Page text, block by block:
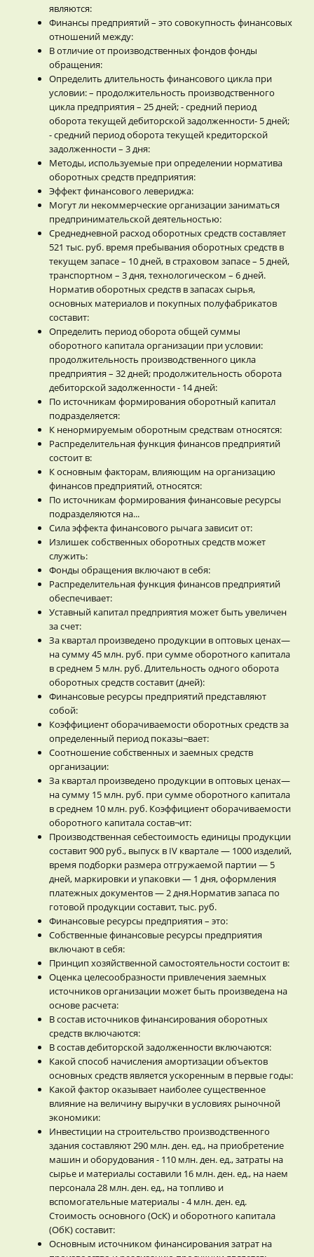
являются:
Финансы предприятий – это совокупность финансовых
отношений между:
В отличие от производственных фондов фонды
обращения:
Определить длительность финансового цикла при
условии: – продолжительность производственного
цикла предприятия – 25 дней; - средний период
оборота текущей дебиторской задолженности- 5 дней;
- средний период оборота текущей кредиторской
задолженности – 3 дня:
Методы, используемые при определении норматива
оборотных средств предприятия:
Эффект финансового левериджа:
Могут ли некоммерческие организации заниматься
предпринимательской деятельностью:
Среднедневной расход оборотных средств составляет
521 тыс. руб. время пребывания оборотных средств в
текущем запасе – 10 дней, в страховом запасе – 5 дней,
транспортном – 3 дня, технологическом – 6 дней.
Норматив оборотных средств в запасах сырья,
основных материалов и покупных полуфабрикатов
составит:
Определить период оборота общей суммы
оборотного капитала организации при условии:
продолжительность производственного цикла
предприятия – 32 дней; продолжительность оборота
дебиторской задолженности - 14 дней:
По источникам формирования оборотный капитал
подразделяется:
К ненормируемым оборотным средствам относятся:
Распределительная функция финансов предприятий
состоит в:
К основным факторам, влияющим на организацию
финансов предприятий, относятся:
По источникам формирования финансовые ресурсы
подразделяются на...
Сила эффекта финансового рычага зависит от:
Излишек собственных оборотных средств может
служить:
Фонды обращения включают в себя:
Распределительная функция финансов предприятий
обеспечивает:
Уставный капитал предприятия может быть увеличен
за счет:
За квартал произведено продукции в оптовых ценах—
на сумму 45 млн. руб. при сумме оборотного капитала
в среднем 5 млн. руб. Длительность одного оборота
оборотных средств составит (дней):
Финансовые ресурсы предприятий представляют
собой:
Коэффициент оборачиваемости оборотных средств за
определенный период показы¬вает:
Соотношение собственных и заемных средств
организации:
За квартал произведено продукции в оптовых ценах—
на сумму 15 млн. руб. при сумме оборотного капитала
в среднем 10 млн. руб. Коэффициент оборачиваемости
оборотного капитала состав¬ит:
Производственная себестоимость единицы продукции
составит 900 руб., выпуск в IV квартале — 1000 изделий,
время подборки размера отгружаемой партии — 5
дней, маркировки и упаковки — 1 дня, оформления
платежных документов — 2 дня.Норматив запаса по
готовой продукции составит, тыс. руб.
Финансовые ресурсы предприятия – это:
Собственные финансовые ресурсы предприятия
включают в себя:
Принцип хозяйственной самостоятельности состоит в:
Оценка целесообразности привлечения заемных
источников организации может быть произведена на
основе расчета:
В состав источников финансирования оборотных
средств включаются:
В состав дебиторской задолженности включаются:
Какой способ начисления амортизации объектов
основных средств является ускоренным в первые годы:
Какой фактор оказывает наиболее существенное
влияние на величину выручки в условиях рыночной
экономики:
Инвестиции на строительство производственного
здания составляют 290 млн. ден. ед., на приобретение
машин и оборудования - 110 млн. ден. ед., затраты на
сырье и материалы составили 16 млн. ден. ед., на наем
персонала 28 млн. ден. ед., на топливо и
вспомогательные материалы - 4 млн. ден. ед.
Стоимость основного (ОсК) и оборотного капитала
(ОбК) составит:
Основным источником финансирования затрат на